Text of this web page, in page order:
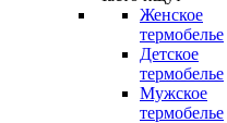
Женское
термобелье
Детское
термобелье
Мужское
термобелье